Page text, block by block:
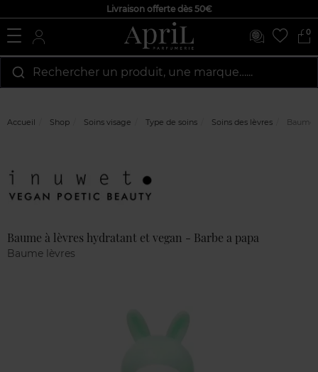
Livraison offerte dès 50€
0
Rechercher un produit, une marque…...
Accueil Shop Soins visage Type de soins Soins des lèvres Baume
Baume à lèvres hydratant et vegan - Barbe a papa
Baume lèvres